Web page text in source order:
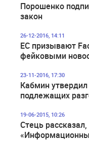
Порошенко
закон
26-12-2016, 14:11
ЕС призывают
фейковыми
23-11-2016, 17:30
Кабмин
подлежащих
19-06-2015, 10:26
Стець